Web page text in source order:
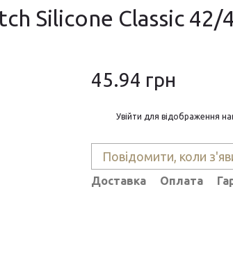
Silicone Classic
45.94 грн
Увійти для відображення
Повідомити, коли
Доставка Оплата